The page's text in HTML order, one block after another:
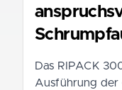
Das RIPACK
Ausführung der